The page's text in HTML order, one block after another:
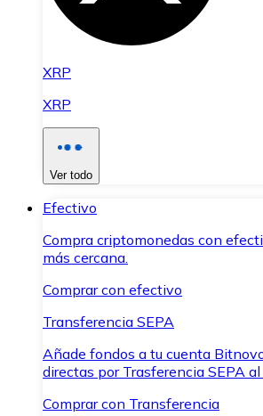
XRP
XRP
Ver todo
Efectivo
Compra criptomonedas con
más cercana.
Comprar con efectivo
Transferencia SEPA
Añade fondos a tu cuenta
directas por Trasferencia SEPA al
Comprar con Transferencia